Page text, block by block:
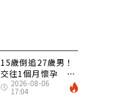
15歲倒追27歲男！
交往1個月懷孕 36
歲當阿嬤故事曝光
2026-08-06
17:04